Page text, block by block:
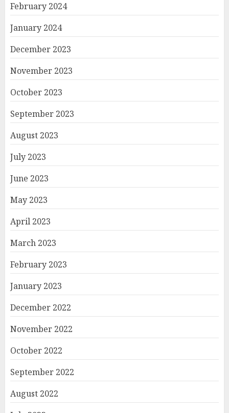
February 2024
January 2024
December 2023
November 2023
October 2023
September 2023
August 2023
July 2023
June 2023
May 2023
April 2023
March 2023
February 2023
January 2023
December 2022
November 2022
October 2022
September 2022
August 2022